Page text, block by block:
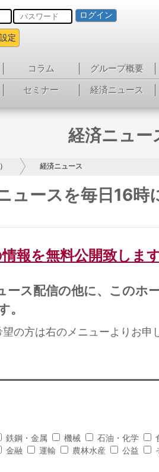
ログイン
定
コラム グループ概要
セミナー 経済ニュース
経済ニュー
経済ニュース
ュースを毎日16時
報を無料公開致します
ース配信の他に、このホ
。
の方は右のメニューよりお申
鉄鋼・金属 機械 石油・化学
金融 運輸 農林水産 公益